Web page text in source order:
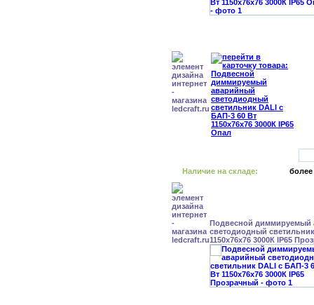
Наличие на складе: более
Подвесной диммируемый
светодиодный
1150x76x76 3000К IP65